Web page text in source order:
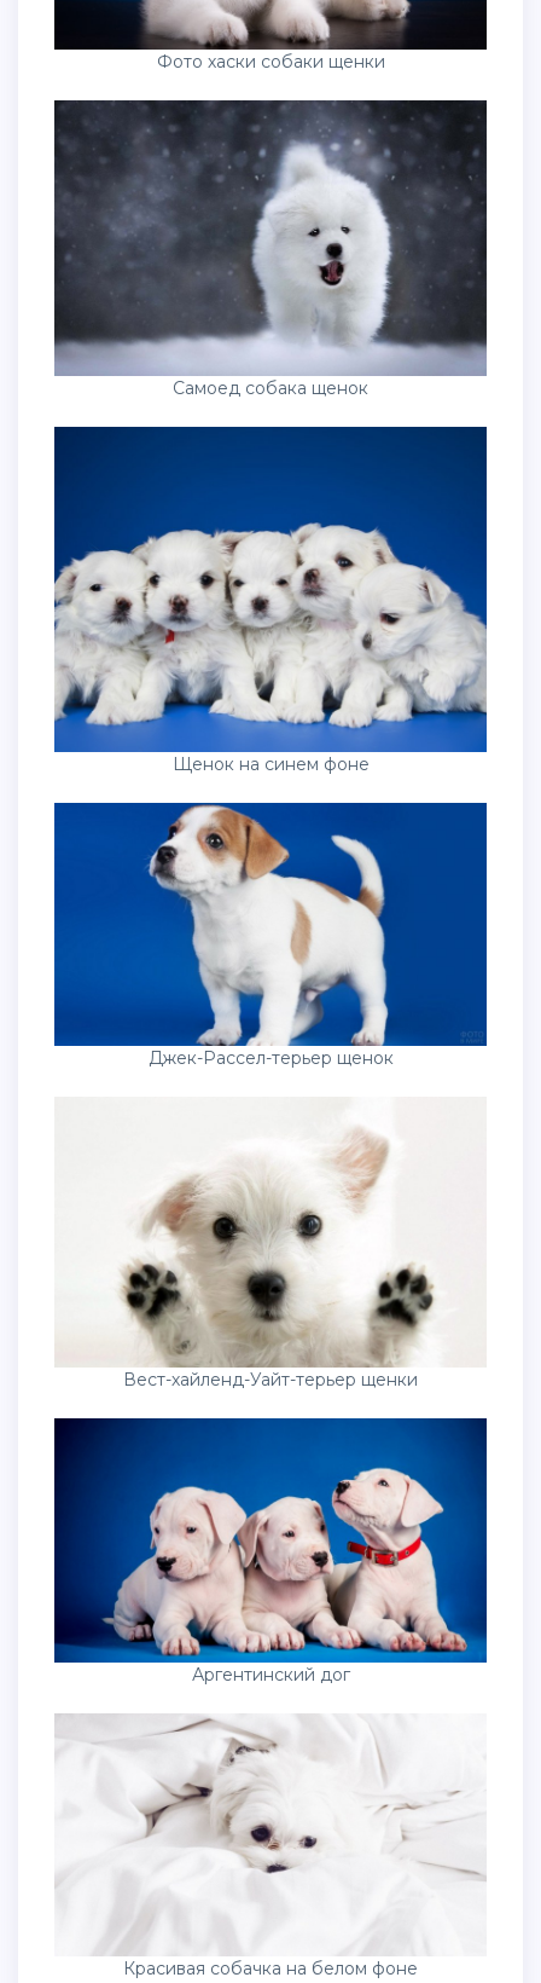
Фото хаски собаки щенки
Самоед собака щенок
Щенок на синем фоне
Джек-Рассел-терьер щенок
Вест-хайленд-Уайт-терьер щенки
Аргентинский дог
Красивая собачка на белом фоне